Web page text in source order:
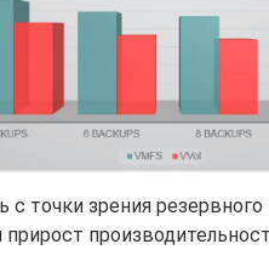
с точки зрения
прирост